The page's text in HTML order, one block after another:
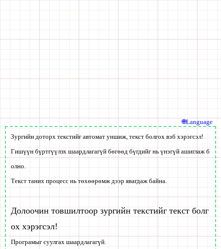
Зургийн доторх текстийг автомат уншиж, текст болгох вэб хэрэгсэл!
Гишүүн бүртгүүлэх шаардлагагүй бөгөөд бүгдийг нь үнэгүй ашиглаж б
олно.
Текст таних процесс нь төхөөрөмж дээр явагдаж байна.
Долоочин товшилтоор зургийн текстийг текст болг
ох хэрэгсэл!
Програмыг суулгах шаардлагагүй.
🌐Language